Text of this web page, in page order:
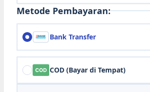
Metode Pembayaran:
Bank Transfer
COD (Bayar di Tempat)